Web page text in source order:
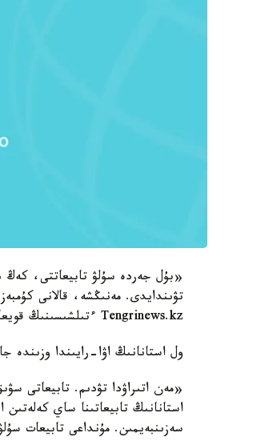
«بۇل جەردە سۇلۋ تابيعاتتى،
تۋىندايدى. مەنىڭشە، قالانى
Tengrinews.kz ءتىلشىسىنىڭ قويعان ساۋالىنا.
ول استانانىڭ اۋا-رايىندا وزىندە
«مەن اتىراۋدا تۋدىم. تابيعاتى
استانانىڭ تابيعاتىنا ساي
سەزىنبەيمىن. مۇنداعى تابيعات